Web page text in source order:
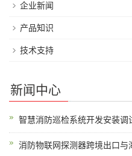
企业新闻
产品知识
技术支持
新闻中心
智慧消防巡检系统开发安装调
消防物联网探测器跨境出口与